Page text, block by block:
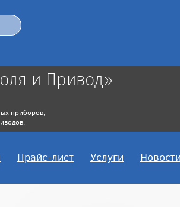
и Привод»
приборов,
Прайс-лист Услуги Новости